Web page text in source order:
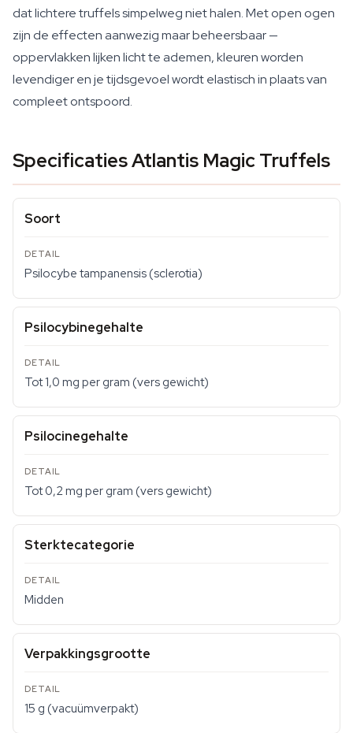
dat lichtere truffels simpelweg niet halen. Met open ogen
zijn de effecten aanwezig maar beheersbaar —
oppervlakken lijken licht te ademen, kleuren worden
levendiger en je tijdsgevoel wordt elastisch in plaats van
compleet ontspoord.
Specificaties Atlantis Magic Truffels
Soort
Psilocybe tampanensis (sclerotia)
Psilocybinegehalte
Tot 1,0 mg per gram (vers gewicht)
Psilocinegehalte
Tot 0,2 mg per gram (vers gewicht)
Sterktecategorie
Midden
Verpakkingsgrootte
15 g (vacuümverpakt)